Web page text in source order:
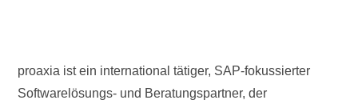
proaxia ist ein international tätiger, SAP-fokussierter
Softwarelösungs- und Beratungspartner, der